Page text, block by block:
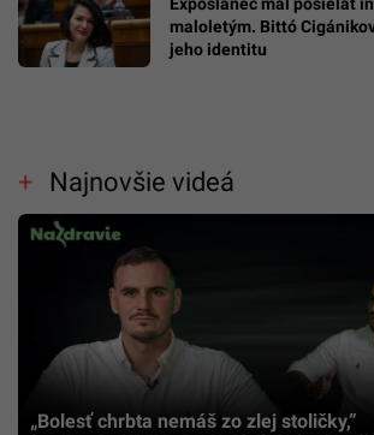
maloletým. Bittó
jeho identitu
Najnovšie videá
„Bolesť chrbta nemáš zo zlej stoličky,”